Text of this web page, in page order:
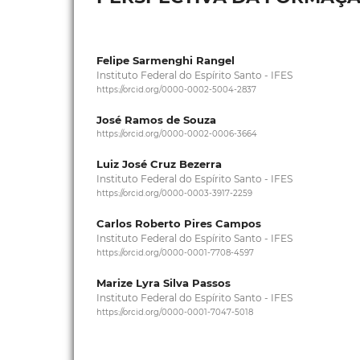
Felipe Sarmenghi Rangel
Instituto Federal do Espírito Santo - IFES
https://orcid.org/0000-0002-5004-2837
José Ramos de Souza
https://orcid.org/0000-0002-0006-3664
Luiz José Cruz Bezerra
Instituto Federal do Espírito Santo - IFES
https://orcid.org/0000-0003-3917-2259
Carlos Roberto Pires Campos
Instituto Federal do Espírito Santo - IFES
https://orcid.org/0000-0001-7708-4597
Marize Lyra Silva Passos
Instituto Federal do Espírito Santo - IFES
https://orcid.org/0000-0001-7047-5018